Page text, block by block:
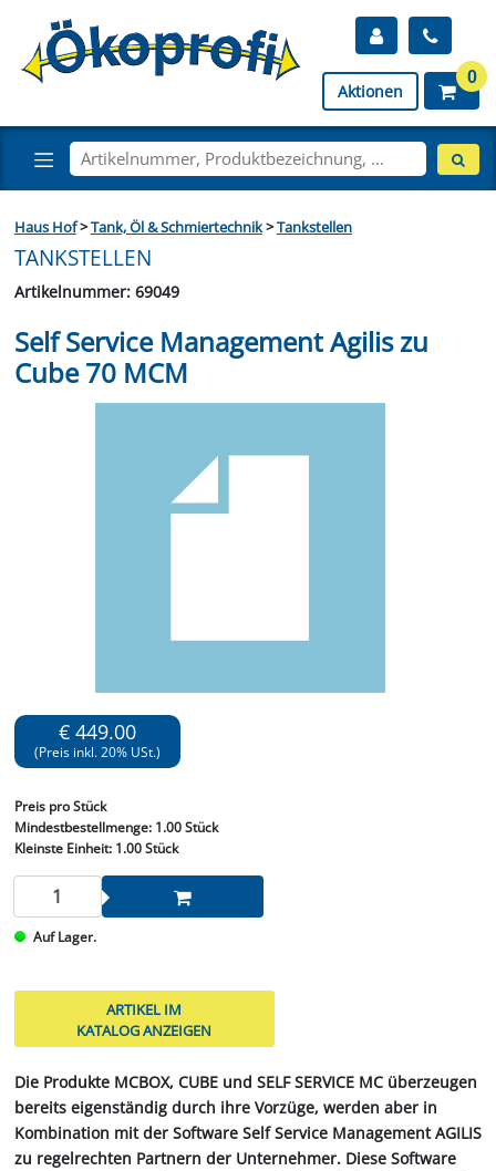
Aktionen
0
Haus Hof>Tank, Öl & Schmiertechnik>Tankstellen
TANKSTELLEN
Artikelnummer: 69049
Self Service Management Agilis zu
Cube 70 MCM
€ 449.00
(Preis inkl. 20% USt.)
Preis pro Stück
Mindestbestellmenge: 1.00 Stück
Kleinste Einheit:1.00 Stück
Auf Lager.
ARTIKEL IM
KATALOG ANZEIGEN
Die Produkte MCBOX, CUBE und SELF SERVICE MC überzeugen
bereits eigenständig durch ihre Vorzüge, werden aber in
Kombination mit der Software Self Service Management AGILIS
zu regelrechten Partnern der Unternehmer. Diese Software